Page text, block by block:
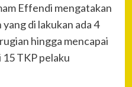
Effendi mengatakan
di lakukan ada 4
hingga mencapai
TKP pelaku